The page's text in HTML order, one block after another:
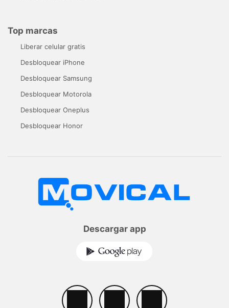
Top marcas
Liberar celular gratis
Desbloquear iPhone
Desbloquear Samsung
Desbloquear Motorola
Desbloquear Oneplus
Desbloquear Honor
Descargar app